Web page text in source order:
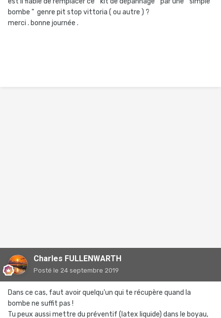
bombe " genre pit stop vittoria ( ou autre ) ?
merci . bonne journée .
Charles FULLENWARTH
Posté le 24 septembre 2019
Dans ce cas, faut avoir quelqu'un qui te récupère quand la
bombe ne suffit pas !
Tu peux aussi mettre du préventif (latex liquide) dans le boyau,